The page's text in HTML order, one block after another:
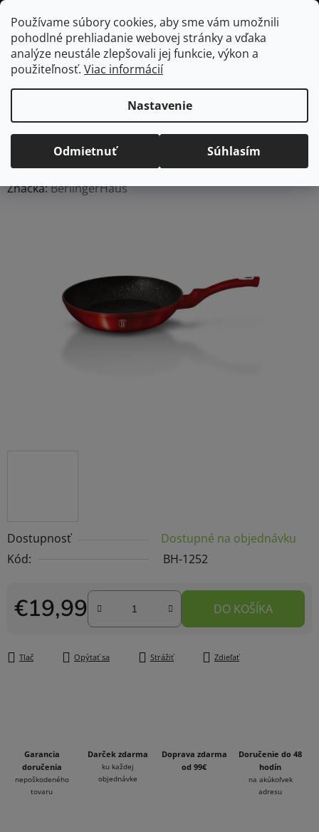
Používame súbory cookies, aby sme vám umožnili
pohodlné prehliadanie webovej stránky a vďaka
analýze neustále zlepšovali jej funkcie, výkon a
použiteľnosť. Viac informácií
Nastavenie
Odmietnuť Súhlasím
Prejsť
na
obsah
Hľadať
Domov
/ Kuchyňa / Panvice / Klasické panvice
Nepriľnavá panvica
24 cm Burgundy Metallic Line, BerlingerHaus
Dostupnosť
Dostupné na objednávku
Kód:
BH-1252
€19,99
Jednotková cena:
DO KOŠÍKA
Tlač Opýtať sa Strážiť Zdieľať
Nepriľnavá panvica 24 cm
Burgundy Metallic Line,
BerlingerHaus
Priemerné
hodnotenie
hviezdičiek.
NeohodnotenéPodrobnosti hodnotenia
Značka:BerlingerHaus
Garancia
doručenia
nepoškodeného
tovaru
Darček zdarma
ku každej
objednávke
Doprava zdarma
od 99€
Doručenie do 48
hodín
na akúkoľvek
adresu